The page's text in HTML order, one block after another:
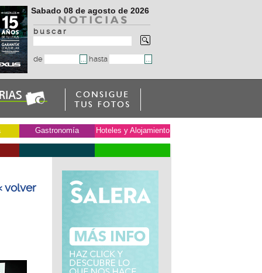
Sabado 08 de agosto de 2026
b u s c a r
de hasta
Gastronomía Hoteles y Alojamiento
volver